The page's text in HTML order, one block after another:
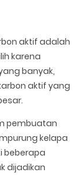
aktif adalah
karena
banyak,
aktif yang
pembuatan
kelapa
beberapa
dijadikan